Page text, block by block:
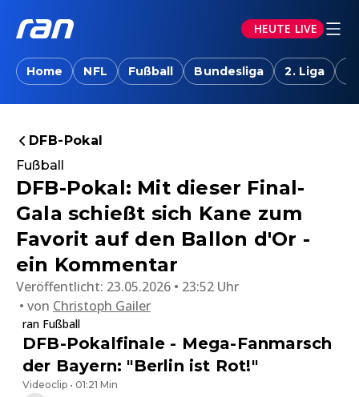
HEUTE LIVE
Home NFL Fußball Bundesliga 2. Liga
DFB-Pokal
Fußball
DFB-Pokal: Mit dieser Final-
Gala schießt sich Kane zum
Favorit auf den Ballon d'Or -
ein Kommentar
Veröffentlicht: 23.05.2026 • 23:52 Uhr
von Christoph Gailer
ran Fußball
DFB-Pokalfinale - Mega-Fanmarsch
der Bayern: "Berlin ist Rot!"
Videoclip • 01:21 Min